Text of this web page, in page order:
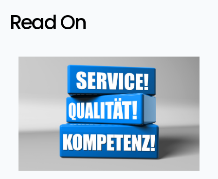
Read On